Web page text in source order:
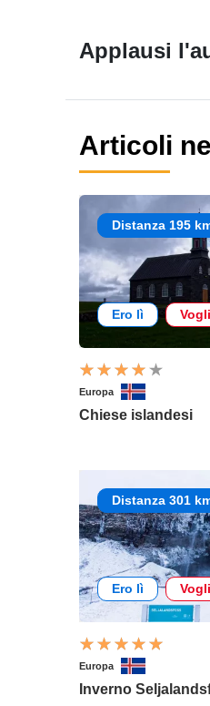
Applausi
Articoli
Distanza 195
Ero lì
Europa
Chiese islandesi
Distanza 301
Ero lì
Europa
Inverno